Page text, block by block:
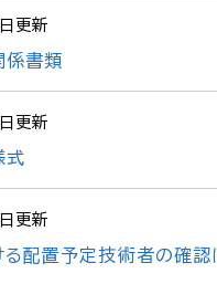
更新
係書類
更新
式
更新
配置予定技術者の確認